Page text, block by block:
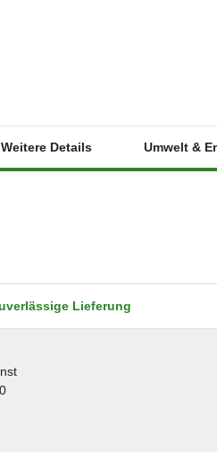
Weitere Details Umwelt &
Lieferung